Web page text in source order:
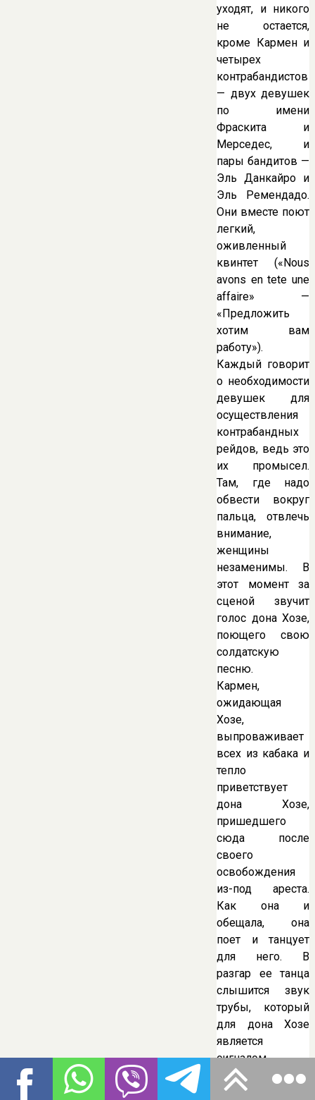
уходят, и никого
не остается,
кроме Кармен и
четырех
контрабандистов
— двух девушек
по имени
Фраскита и
Мерседес, и
пары бандитов —
Эль Данкайро и
Эль Ремендадо.
Они вместе поют
легкий,
оживленный
квинтет («Nous
avons en tete une
affaire» —
«Предложить
хотим вам
работу»).
Каждый говорит
о необходимости
девушек для
осуществления
контрабандных
рейдов, ведь это
их промысел.
Там, где надо
обвести вокруг
пальца, отвлечь
внимание,
женщины
незаменимы. В
этот момент за
сценой звучит
голос дона Хозе,
поющего свою
солдатскую
песню.
Кармен,
ожидающая
Хозе,
выпроваживает
всех из кабака и
тепло
приветствует
дона Хозе,
пришедшего
сюда после
своего
освобождения
из-под ареста.
Как она и
обещала, она
поет и танцует
для него. В
разгар ее танца
слышится звук
трубы, который
для дона Хозе
является
сигналом
явиться в
казарму. Он